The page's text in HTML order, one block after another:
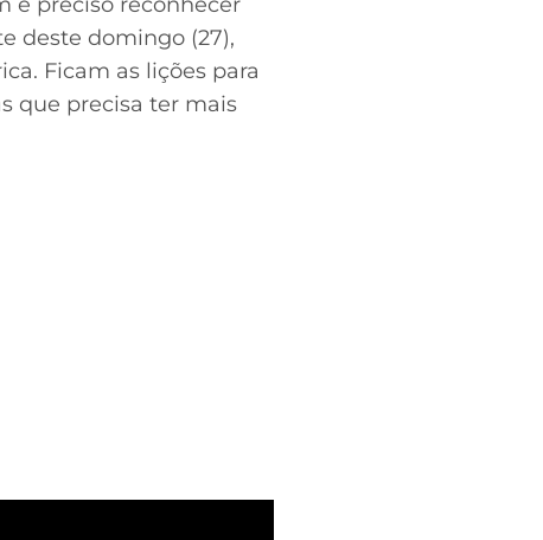
deste domingo (27),
Ficam as lições para
que precisa ter mais